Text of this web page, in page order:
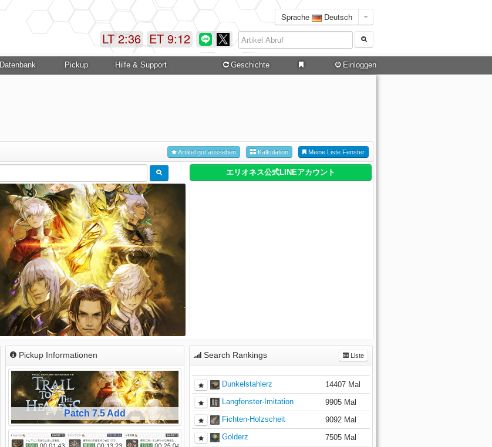
Sprache Deutsch
ET 9:12
LT 2:36
Datenbank Pickup Hilfe & Support Geschichte Einloggen
Meine Liste Fenster
Kalkulation
Artikel gut aussehen
エリオネス公式LINEアカウント
Pickup Informationen
Patch 7.5 Add
Search Rankings Liste
Dunkelstahlerz
14407 Mal
Langfenster-Imitation
9905 Mal
Fichten-Holzscheit
9092 Mal
Golderz
7505 Mal